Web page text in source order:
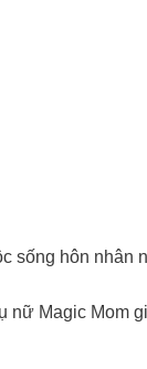
sống hôn nhân
Magic Mom